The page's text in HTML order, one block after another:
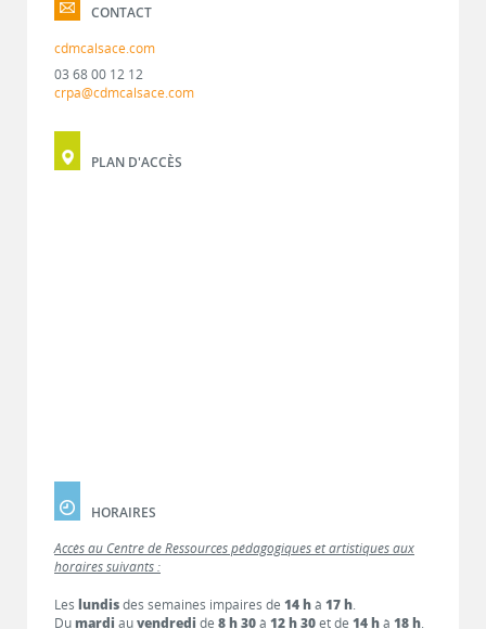
CONTACT
cdmcalsace.com
03 68 00 12 12
crpa@cdmcalsace.com
PLAN D'ACCÈS
HORAIRES
Accès au Centre de Ressources pédagogiques et artistiques aux
horaires suivants :
Les lundisdes semaines impaires de 14 hà 17 h.
Dumardi auvendredi de 8 h 30à 12 h 30et de 14 hà 18 h.